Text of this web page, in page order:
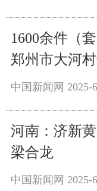
1600余件（
郑州市大河
中国新闻网 2025-
河南：济新
梁合龙
中国新闻网 2025-